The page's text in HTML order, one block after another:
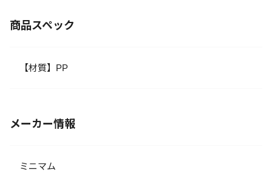
商品スペック
【材質】PP
メーカー情報
ミニマム